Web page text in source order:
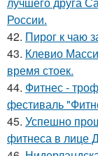
России.
42. Пирог к чаю
43. Клевио
время стоек.
44. Фитнес -
фестиваль
45. Успешно
фитнеса в лице